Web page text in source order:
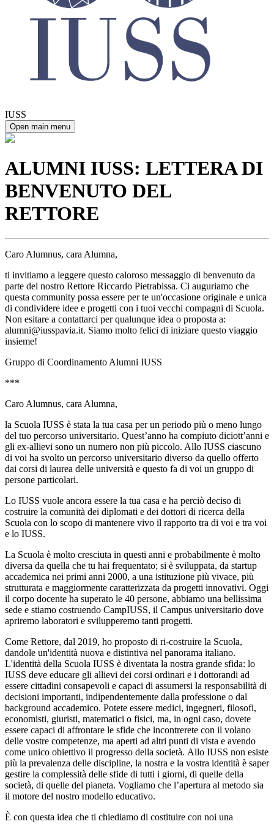
IUSS
Open main menu
ALUMNI IUSS: LETTERA DI
BENVENUTO DEL
RETTORE
Caro Alumnus, cara Alumna,
ti invitiamo a leggere questo caloroso messaggio di benvenuto da
parte del nostro Rettore Riccardo Pietrabissa. Ci auguriamo che
questa community possa essere per te un'occasione originale e unica
di condividere idee e progetti con i tuoi vecchi compagni di Scuola.
Non esitare a contattarci per qualunque idea o proposta a:
alumni@iusspavia.it. Siamo molto felici di iniziare questo viaggio
insieme!
Gruppo di Coordinamento Alumni IUSS
***
Caro Alumnus, cara Alumna,
la Scuola IUSS è stata la tua casa per un periodo più o meno lungo
del tuo percorso universitario. Quest’anno ha compiuto diciott’anni e
gli ex-allievi sono un numero non più piccolo. Allo IUSS ciascuno
di voi ha svolto un percorso universitario diverso da quello offerto
dai corsi di laurea delle università e questo fa di voi un gruppo di
persone particolari.
Lo IUSS vuole ancora essere la tua casa e ha perciò deciso di
costruire la comunità dei diplomati e dei dottori di ricerca della
Scuola con lo scopo di mantenere vivo il rapporto tra di voi e tra voi
e lo IUSS.
La Scuola è molto cresciuta in questi anni e probabilmente è molto
diversa da quella che tu hai frequentato; si è sviluppata, da startup
accademica nei primi anni 2000, a una istituzione più vivace, più
strutturata e maggiormente caratterizzata da progetti innovativi. Oggi
il corpo docente ha superato le 40 persone, abbiamo una bellissima
sede e stiamo costruendo CampIUSS, il Campus universitario dove
apriremo laboratori e svilupperemo tanti progetti.
Come Rettore, dal 2019, ho proposto di ri-costruire la Scuola,
dandole un'identità nuova e distintiva nel panorama italiano.
L'identità della Scuola IUSS è diventata la nostra grande sfida: lo
IUSS deve educare gli allievi dei corsi ordinari e i dottorandi ad
essere cittadini consapevoli e capaci di assumersi la responsabilità di
decisioni importanti, indipendentemente dalla professione o dal
background accademico. Potete essere medici, ingegneri, filosofi,
economisti, giuristi, matematici o fisici, ma, in ogni caso, dovete
essere capaci di affrontare le sfide che incontrerete con il volano
delle vostre competenze, ma aperti ad altri punti di vista e avendo
come unico obiettivo il progresso della società. Allo IUSS non esiste
più la prevalenza delle discipline, la nostra e la vostra identità è saper
gestire la complessità delle sfide di tutti i giorni, di quelle della
società, di quelle del pianeta. Vogliamo che l’apertura al metodo sia
il motore del nostro modello educativo.
È con questa idea che ti chiediamo di costituire con noi una